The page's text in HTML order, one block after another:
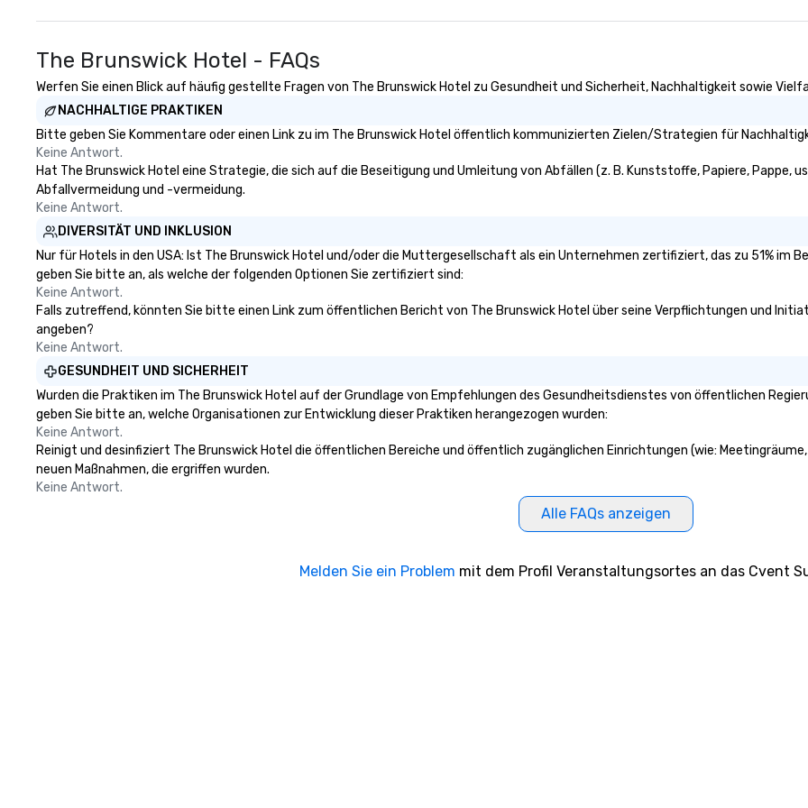
production o international travel
The Brunswick Hotel - FAQs
Werfen Sie einen Blick auf häufig gestellte Fragen von The Brunswick Hotel zu Gesundheit und Sicherheit, Nachhaltigkeit sowie
NACHHALTIGE PRAKTIKEN
Bitte geben Sie Kommentare oder einen Link zu im The Brunswick Hotel öffentlich kommunizierten Zielen/Strategien für
Keine Antwort.
Hat The Brunswick Hotel eine Strategie, die sich auf die Beseitigung und Umleitung von Abfällen (z. B. Kunststoffe, Papiere,
Abfallvermeidung und -vermeidung.
Keine Antwort.
DIVERSITÄT UND INKLUSION
Nur für Hotels in den USA: Ist The Brunswick Hotel und/oder die Muttergesellschaft als ein Unternehmen zertifiziert, das zu 51% im
geben Sie bitte an, als welche der folgenden Optionen Sie zertifiziert sind:
Keine Antwort.
Falls zutreffend, könnten Sie bitte einen Link zum öffentlichen Bericht von The Brunswick Hotel über seine Verpflichtungen und
angeben?
Keine Antwort.
GESUNDHEIT UND SICHERHEIT
Wurden die Praktiken im The Brunswick Hotel auf der Grundlage von Empfehlungen des Gesundheitsdienstes von öffentlichen
geben Sie bitte an, welche Organisationen zur Entwicklung dieser Praktiken herangezogen wurden:
Keine Antwort.
Reinigt und desinfiziert The Brunswick Hotel die öffentlichen Bereiche und öffentlich zugänglichen Einrichtungen (wie:
neuen Maßnahmen, die ergriffen wurden.
Keine Antwort.
Alle FAQs anzeigen
Melden Sie ein Problem mit dem Profil Veranstaltungsortes an das Cvent